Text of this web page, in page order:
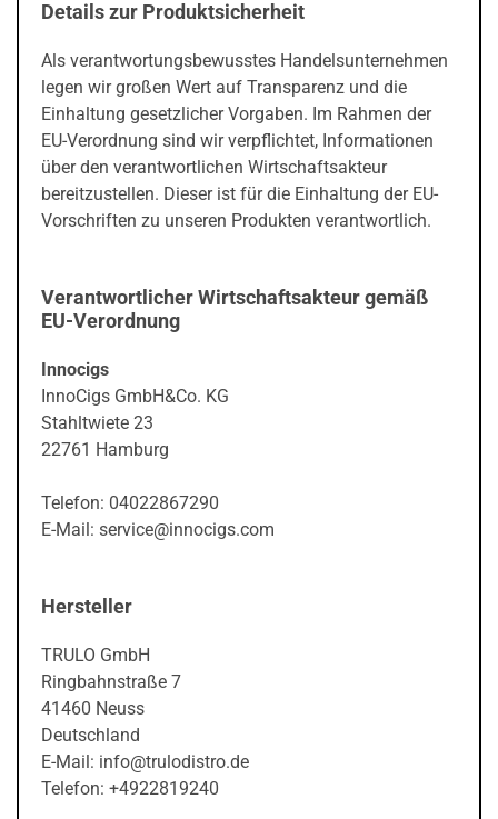
Details zur Produktsicherheit
Als verantwortungsbewusstes Handelsunternehmen
legen wir großen Wert auf Transparenz und die
Einhaltung gesetzlicher Vorgaben. Im Rahmen der
EU-Verordnung sind wir verpflichtet, Informationen
über den verantwortlichen Wirtschaftsakteur
bereitzustellen. Dieser ist für die Einhaltung der EU-
Vorschriften zu unseren Produkten verantwortlich.
Verantwortlicher Wirtschaftsakteur gemäß
EU-Verordnung
Innocigs
InnoCigs GmbH&Co. KG
Stahltwiete 23
22761 Hamburg
Telefon: 04022867290
E-Mail: service@innocigs.com
Hersteller
TRULO GmbH
Ringbahnstraße 7
41460 Neuss
Deutschland
E-Mail: info@trulodistro.de
Telefon: +4922819240